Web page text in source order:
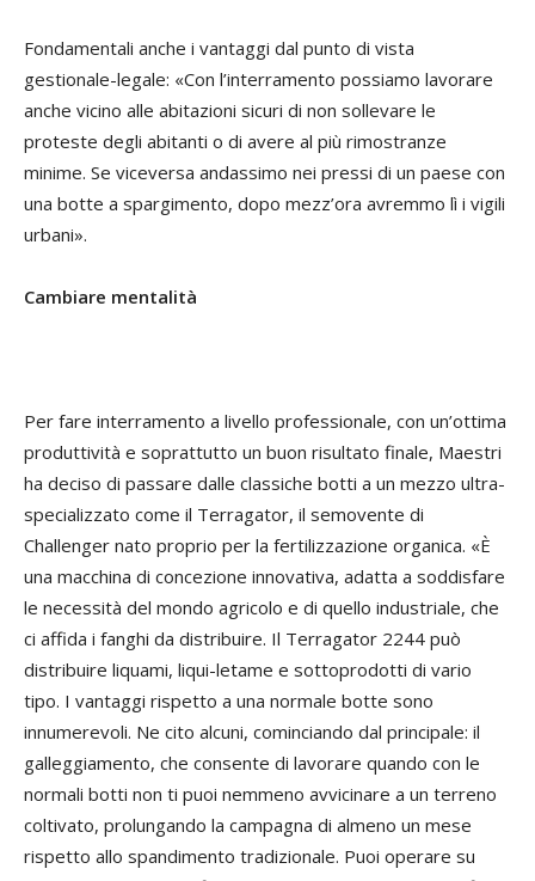
Fondamentali anche i vantaggi dal punto di vista
gestionale-legale: «Con l’interramento possiamo lavorare
anche vicino alle abitazioni sicuri di non sollevare le
proteste degli abitanti o di avere al più rimostranze
minime. Se viceversa andassimo nei pressi di un paese con
una botte a spargimento, dopo mezz’ora avremmo lì i vigili
urbani».
Cambiare mentalità
Per fare interramento a livello professionale, con un’ottima
produttività e soprattutto un buon risultato finale, Maestri
ha deciso di passare dalle classiche botti a un mezzo ultra-
specializzato come il Terragator, il semovente di
Challenger nato proprio per la fertilizzazione organica. «È
una macchina di concezione innovativa, adatta a soddisfare
le necessità del mondo agricolo e di quello industriale, che
ci affida i fanghi da distribuire. Il Terragator 2244 può
distribuire liquami, liqui-letame e sottoprodotti di vario
tipo. I vantaggi rispetto a una normale botte sono
innumerevoli. Ne cito alcuni, cominciando dal principale: il
galleggiamento, che consente di lavorare quando con le
normali botti non ti puoi nemmeno avvicinare a un terreno
coltivato, prolungando la campagna di almeno un mese
rispetto allo spandimento tradizionale. Puoi operare su